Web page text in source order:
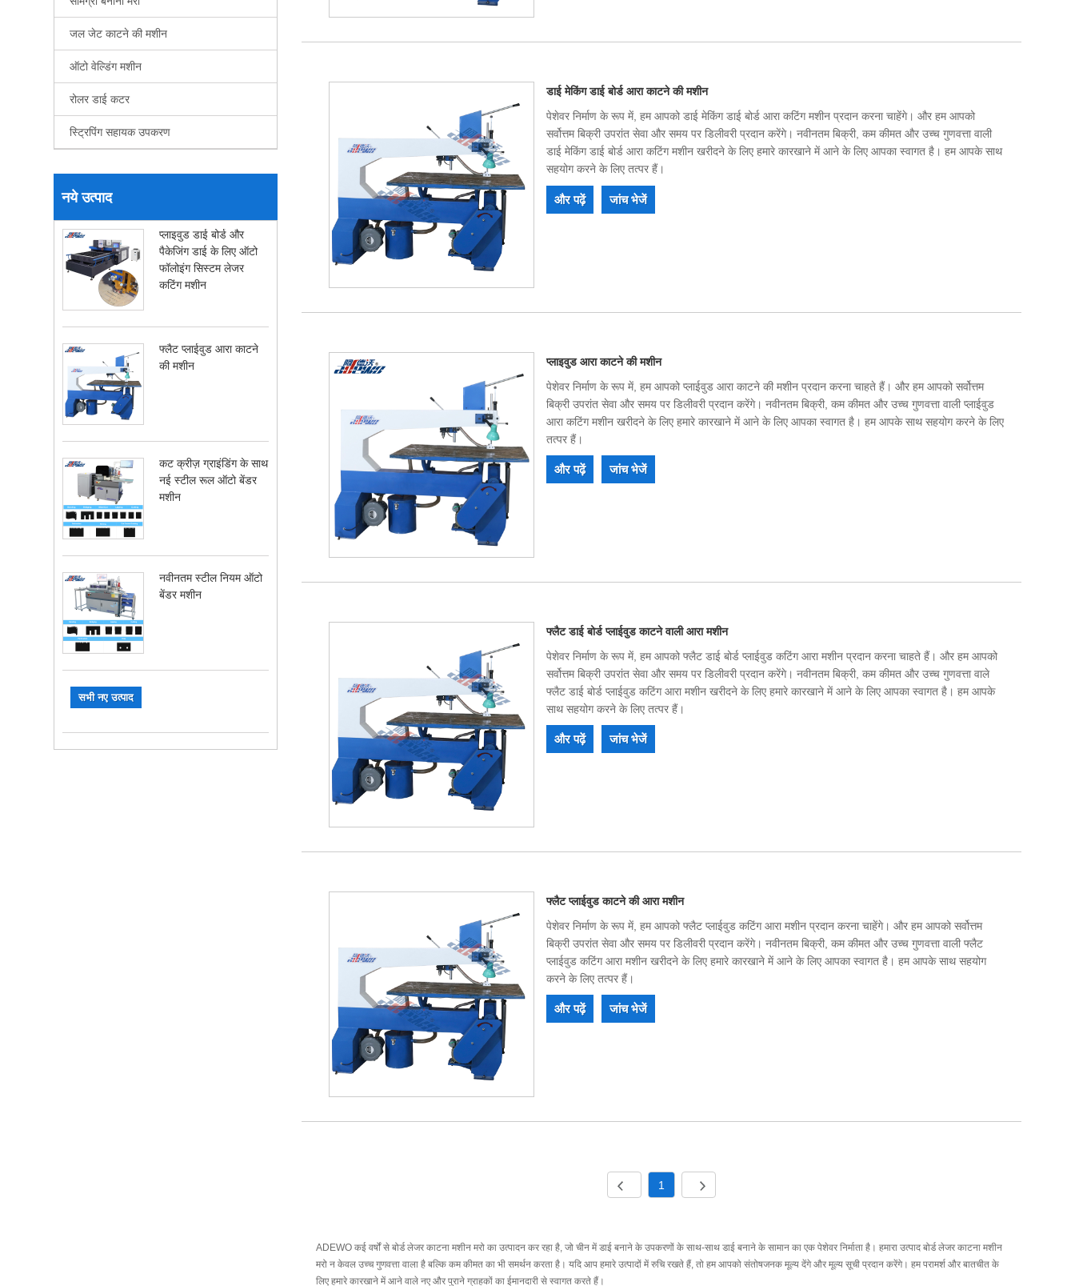
जल जेट काटने की मशीन
ऑटो वेल्डिंग मशीन
रोलर डाई कटर
स्ट्रिपिंग सहायक उपकरण
नये उत्पाद
प्लाइवुड डाई बोर्ड और
पैकेजिंग डाई के लिए ऑटो
फॉलोइंग सिस्टम लेजर
कटिंग मशीन
फ्लैट प्लाईवुड आरा काटने
की मशीन
कट क्रीज़ ग्राइंडिंग के साथ
नई स्टील रूल ऑटो बेंडर
मशीन
नवीनतम स्टील नियम ऑटो
बेंडर मशीन
सभी नए उत्पाद
डाई मेकिंग डाई बोर्ड आरा काटने की मशीन
पेशेवर निर्माण के रूप में, हम आपको डाई मेकिंग डाई बोर्ड आरा कटिंग मशीन प्रदान करना चाहेंगे। और हम आपको
सर्वोत्तम बिक्री उपरांत सेवा और समय पर डिलीवरी प्रदान करेंगे। नवीनतम बिक्री, कम कीमत और उच्च गुणवत्ता वाली
डाई मेकिंग डाई बोर्ड आरा कटिंग मशीन खरीदने के लिए हमारे कारखाने में आने के लिए आपका स्वागत है। हम आपके साथ
सहयोग करने के लिए तत्पर हैं।
और पढ़ें जांच भेजें
प्लाइवुड आरा काटने की मशीन
पेशेवर निर्माण के रूप में, हम आपको प्लाईवुड आरा काटने की मशीन प्रदान करना चाहते हैं। और हम आपको सर्वोत्तम
बिक्री उपरांत सेवा और समय पर डिलीवरी प्रदान करेंगे। नवीनतम बिक्री, कम कीमत और उच्च गुणवत्ता वाली प्लाईवुड
आरा कटिंग मशीन खरीदने के लिए हमारे कारखाने में आने के लिए आपका स्वागत है। हम आपके साथ सहयोग करने के लिए
तत्पर हैं।
और पढ़ें जांच भेजें
फ्लैट डाई बोर्ड प्लाईवुड काटने वाली आरा मशीन
पेशेवर निर्माण के रूप में, हम आपको फ्लैट डाई बोर्ड प्लाईवुड कटिंग आरा मशीन प्रदान करना चाहते हैं। और हम आपको
सर्वोत्तम बिक्री उपरांत सेवा और समय पर डिलीवरी प्रदान करेंगे। नवीनतम बिक्री, कम कीमत और उच्च गुणवत्ता वाले
फ्लैट डाई बोर्ड प्लाईवुड कटिंग आरा मशीन खरीदने के लिए हमारे कारखाने में आने के लिए आपका स्वागत है। हम आपके
साथ सहयोग करने के लिए तत्पर हैं।
और पढ़ें जांच भेजें
फ्लैट प्लाईवुड काटने की आरा मशीन
पेशेवर निर्माण के रूप में, हम आपको फ्लैट प्लाईवुड कटिंग आरा मशीन प्रदान करना चाहेंगे। और हम आपको सर्वोत्तम
बिक्री उपरांत सेवा और समय पर डिलीवरी प्रदान करेंगे। नवीनतम बिक्री, कम कीमत और उच्च गुणवत्ता वाली फ्लैट
प्लाईवुड कटिंग आरा मशीन खरीदने के लिए हमारे कारखाने में आने के लिए आपका स्वागत है। हम आपके साथ सहयोग
करने के लिए तत्पर हैं।
और पढ़ें जांच भेजें
1
ADEWO कई वर्षों से बोर्ड लेजर काटना मशीन मरो का उत्पादन कर रहा है, जो चीन में डाई बनाने के उपकरणों के साथ-साथ डाई बनाने के सामान का एक पेशेवर निर्माता है। हमारा उत्पाद बोर्ड लेजर काटना मशीन
मरो न केवल उच्च गुणवत्ता वाला है बल्कि कम कीमत का भी समर्थन करता है। यदि आप हमारे उत्पादों में रुचि रखते हैं, तो हम आपको संतोषजनक मूल्य देंगे और मूल्य सूची प्रदान करेंगे। हम परामर्श और बातचीत के
लिए हमारे कारखाने में आने वाले नए और पुराने ग्राहकों का ईमानदारी से स्वागत करते हैं।